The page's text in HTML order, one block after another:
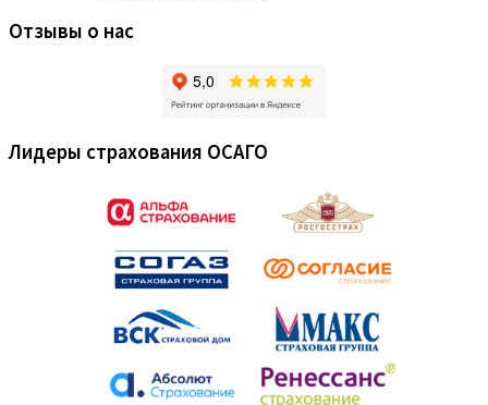
Отзывы о нас
Лидеры страхования ОСАГО